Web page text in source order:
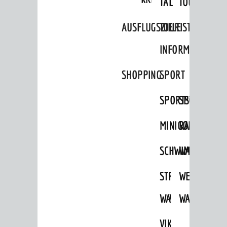
AUSFLUGSZIELE
TOURIST
INFORMATION
SHOPPINGSPORT
SPORTSTÄTTEN
MINIGOLFRADFAHREN
SCHWIMMEN
STRANDBAD
WAIDSEE
TSG
VIKTOR-
WANDERN
WEINHEIMER
Aktuelle Bauprojekte